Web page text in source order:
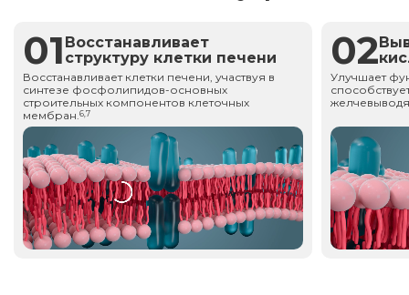
01 Восстанавливает
структуру клетки печени
Восстанавливает клетки печени, участвуя в
синтезе фосфолипидов-основных
строительных компонентов клеточных
мембран.6,7
02
Улучшает